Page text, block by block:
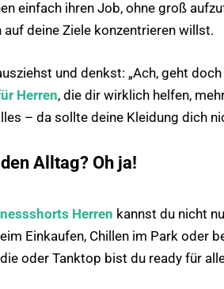
einfach ihren Job, ohne groß
deine Ziele konzentrieren willst.
und denkst: „Ach, geht
Herren, die dir wirklich helfen,
– da sollte deine Kleidung dich
Alltag? Oh ja!
Herren kannst du nicht
Einkaufen, Chillen im Park oder
oder Tanktop bist du ready für